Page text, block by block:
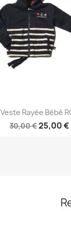
Aperçu
Veste Rayée Bébé
30,00 €25,00 €